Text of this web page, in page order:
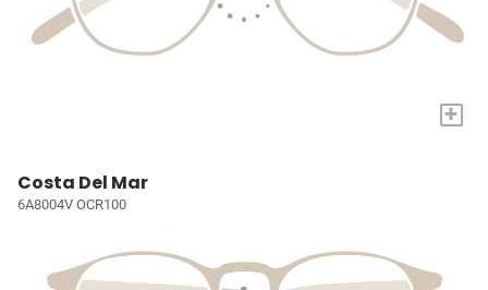
+
Costa Del Mar
6A8004V OCR100